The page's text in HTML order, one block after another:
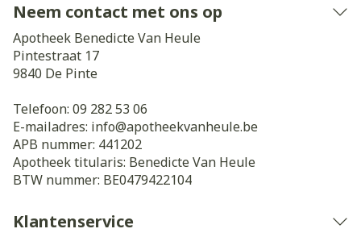
Neem contact met ons op
Apotheek Benedicte Van Heule
Pintestraat 17
9840 De Pinte
Telefoon: 09 282 53 06
E-mailadres: info@apotheekvanheule.be
APB nummer: 441202
Apotheek titularis: Benedicte Van Heule
BTW nummer: BE0479422104
Klantenservice